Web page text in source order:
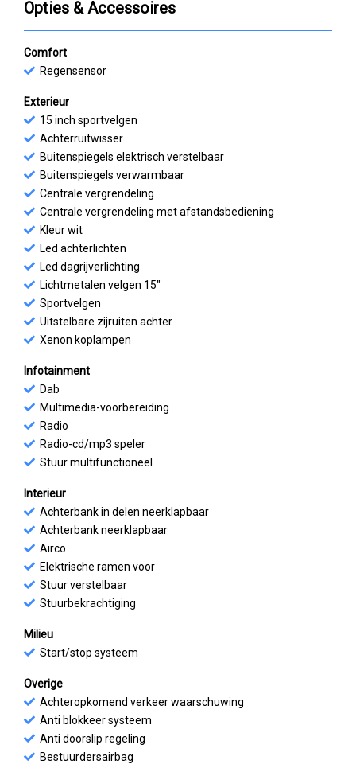
Opties & Accessoires
Comfort
Regensensor
Exterieur
15 inch sportvelgen
Achterruitwisser
Buitenspiegels elektrisch verstelbaar
Buitenspiegels verwarmbaar
Centrale vergrendeling
Centrale vergrendeling met afstandsbediening
Kleur wit
Led achterlichten
Led dagrijverlichting
Lichtmetalen velgen 15"
Sportvelgen
Uitstelbare zijruiten achter
Xenon koplampen
Infotainment
Dab
Multimedia-voorbereiding
Radio
Radio-cd/mp3 speler
Stuur multifunctioneel
Interieur
Achterbank in delen neerklapbaar
Achterbank neerklapbaar
Airco
Elektrische ramen voor
Stuur verstelbaar
Stuurbekrachtiging
Milieu
Start/stop systeem
Overige
Achteropkomend verkeer waarschuwing
Anti blokkeer systeem
Anti doorslip regeling
Bestuurdersairbag